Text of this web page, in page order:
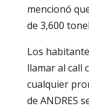
mencionó
de 3,600
Los
llamar al call
cualquier
de ANDRES